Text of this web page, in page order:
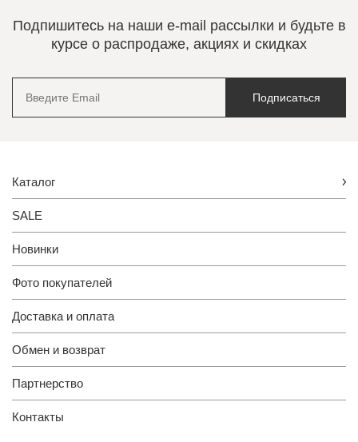
Подпишитесь на наши e-mail рассылки и будьте в
курсе о распродаже, акциях и скидках
Подписаться
Каталог
SALE
Новинки
Фото покупателей
Доставка и оплата
Обмен и возврат
Партнерство
Контакты